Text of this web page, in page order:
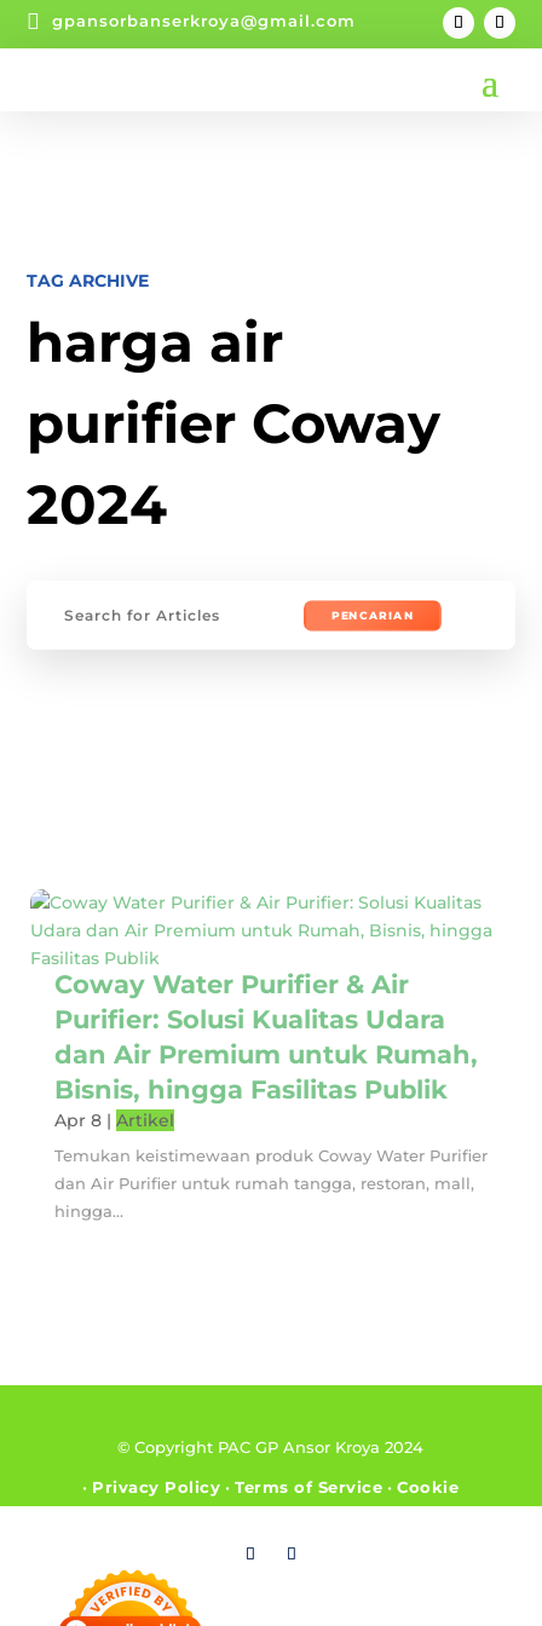
 gpansorbanserkroya@gmail.com
TAG ARCHIVE
harga air
purifier Coway
2024
Coway Water Purifier & Air
Purifier: Solusi Kualitas Udara
dan Air Premium untuk Rumah,
Bisnis, hingga Fasilitas Publik
Apr 8| Artikel
Temukan keistimewaan produk Coway Water Purifier
dan Air Purifier untuk rumah tangga, restoran, mall,
hingga...
© Copyright PAC GP Ansor Kroya 2024
• Privacy Policy •Terms of Service •Cookie